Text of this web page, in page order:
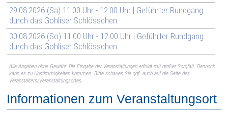
29.08.2026 (Sa) 11:00 Uhr - 12:00 Uhr | Geführter Rundgang
durch das Gohliser Schlösschen
30.08.2026 (So) 11:00 Uhr - 12:00 Uhr | Geführter Rundgang
durch das Gohliser Schlösschen
Alle Angaben ohne Gewähr. Die Eingabe der Veranstaltungen erfolgt mit großer Sorgfalt. Dennoch
kann es zu Unstimmigkeiten kommen. Bitte schauen Sie ggf. auch auf die Seite des
Veranstalters/Veranstaltungsortes.
Informationen zum Veranstaltungsort